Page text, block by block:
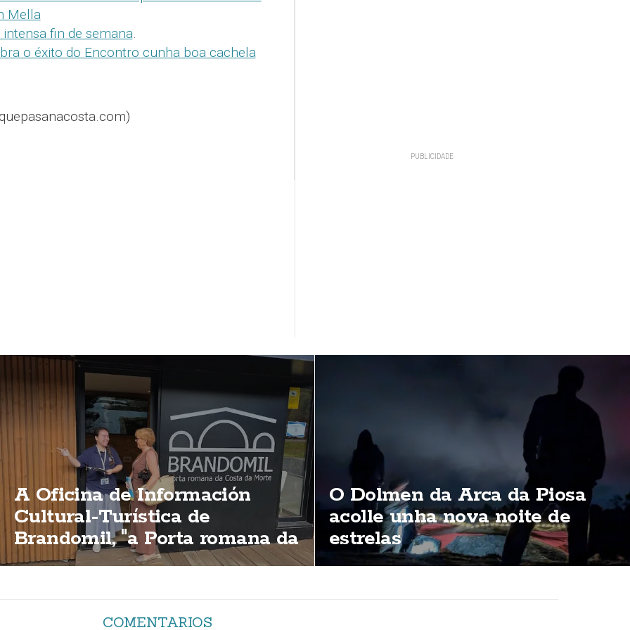
Mella
fin de semana.
o éxito do Encontro cunha boa cachela
A Oficina de Información
Cultural-Turística de
Brandomil, "a Porta romana da
Costa da Morte"
O Dolmen da Arca da Piosa
acolle unha nova noite de
estrelas
COMENTARIOS